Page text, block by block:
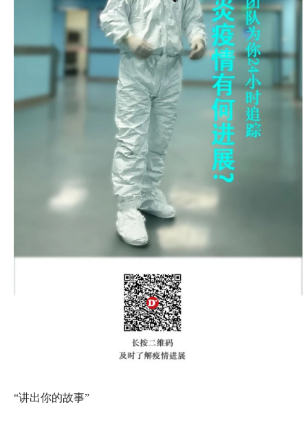
“讲出你的故事”